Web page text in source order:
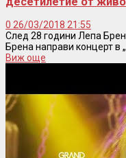
0 26/03/2018 21:55
След 28 години Лепа
Брена направи концерт в
Виж още